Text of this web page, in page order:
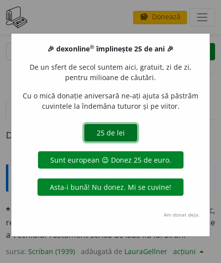
savings Donează
clear
opțiuni
definiții (1)
Definiția cu ID-ul 579777:
Explicative DEX
*ecleziástic, -ă
). Bisericesc,
relativ la biserică, la cler:
S. m. O carte
a Vechĭuluĭ Testament scrisă de Isus fiu luĭ Sirah.
sursa: Scriban (1939) adăugată de LauraGellner acțiuni
🎉 dexonline® împlinește 25 de ani 🎉
De un sfert de secol suntem aici, gratuit, zi de zi,
pentru milioane de căutări.
Cu o mică donație aniversară ne-ați ajuta să păstrăm
cuvintele la îndemâna tuturor și pe viitor.
Am donat deja.